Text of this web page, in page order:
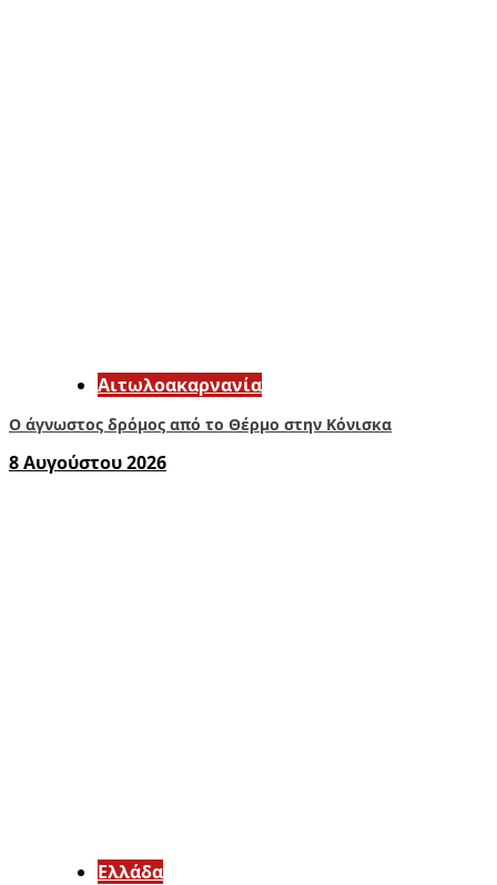
Αιτωλοακαρνανία
Ο άγνωστος δρόμος από το Θέρμο στην Κόνισκα
8 Αυγούστου 2026
Ελλάδα